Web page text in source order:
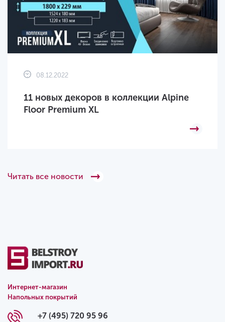
08.12.2022
11 новых декоров в коллекции Alpine
Floor Premium XL
Читать все новости
Интернет-магазин
Напольных покрытий
+7 (495) 720 95 96